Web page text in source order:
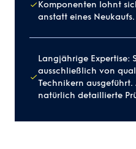
Komponenten lohnt
anstatt eines Neukaufs.
Langjährige Expertise:
ausschließlich von
Technikern
natürlich detaillierte